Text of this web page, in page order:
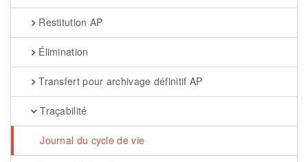
Restitution AP
Élimination
Transfert pour archivage définitif AP
Traçabilité
Journal du cycle de vie